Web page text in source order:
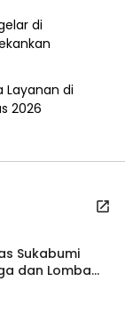
di
Layanan di
2026
Sukabumi
dan Lomba